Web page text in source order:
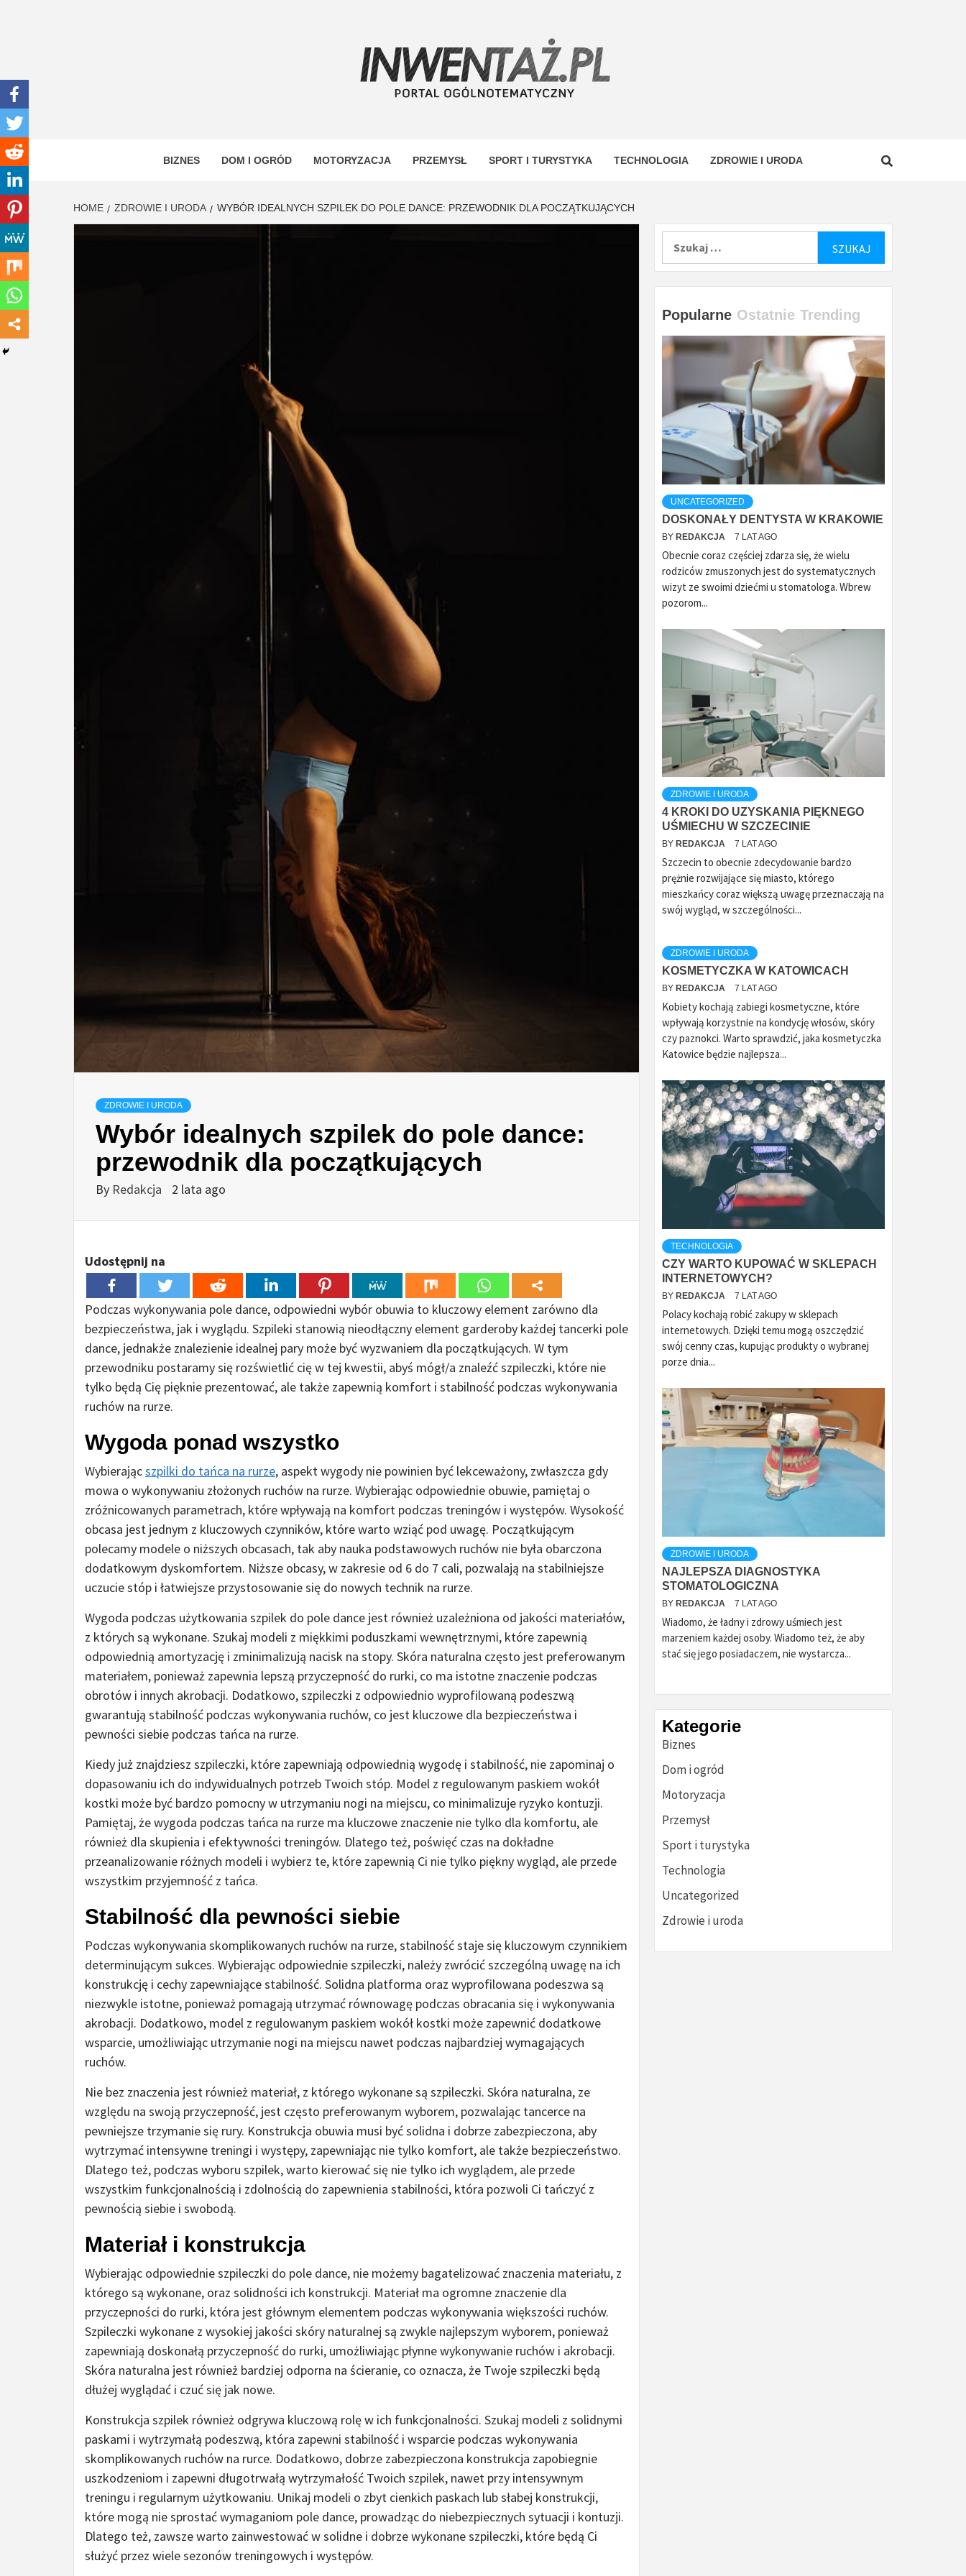
INWENTAŻ
BIZNES DOM I OGRÓD MOTORYZACJA PRZEMYSŁ SPORT I TURYSTYKA TECHNOLOGIA ZDROWIE I URODA
HOME ZDROWIE I URODA WYBÓR IDEALNYCH SZPILEK DO POLE DANCE: PRZEWODNIK DLA POCZĄTKUJĄCYCH
ZDROWIE I URODA
Wybór idealnych szpilek do pole dance:
przewodnik dla początkujących
By Redakcja 2 lata ago
Udostępnij na
Podczas wykonywania pole dance, odpowiedni wybór obuwia to kluczowy element zarówno dla
bezpieczeństwa, jak i wyglądu. Szpileki stanowią nieodłączny element garderoby każdej tancerki pole
dance, jednakże znalezienie idealnej pary może być wyzwaniem dla początkujących. W tym
przewodniku postaramy się rozświetlić cię w tej kwestii, abyś mógł/a znaleźć szpileczki, które nie
tylko będą Cię pięknie prezentować, ale także zapewnią komfort i stabilność podczas wykonywania
ruchów na rurze.
Wygoda ponad wszystko
Wybierającszpilki do tańca na rurze, aspekt wygody nie powinien być lekceważony, zwłaszcza gdy
mowa o wykonywaniu złożonych ruchów na rurze. Wybierając odpowiednie obuwie, pamiętaj o
zróżnicowanych parametrach, które wpływają na komfort podczas treningów i występów. Wysokość
obcasa jest jednym z kluczowych czynników, które warto wziąć pod uwagę. Początkującym
polecamy modele o niższych obcasach, tak aby nauka podstawowych ruchów nie była obarczona
dodatkowym dyskomfortem. Niższe obcasy, w zakresie od 6 do 7 cali, pozwalają na stabilniejsze
uczucie stóp i łatwiejsze przystosowanie się do nowych technik na rurze.
Wygoda podczas użytkowania szpilek do pole dance jest również uzależniona od jakości materiałów,
z których są wykonane. Szukaj modeli z miękkimi poduszkami wewnętrznymi, które zapewnią
odpowiednią amortyzację i zminimalizują nacisk na stopy. Skóra naturalna często jest preferowanym
materiałem, ponieważ zapewnia lepszą przyczepność do rurki, co ma istotne znaczenie podczas
obrotów i innych akrobacji. Dodatkowo, szpileczki z odpowiednio wyprofilowaną podeszwą
gwarantują stabilność podczas wykonywania ruchów, co jest kluczowe dla bezpieczeństwa i
pewności siebie podczas tańca na rurze.
Kiedy już znajdziesz szpileczki, które zapewniają odpowiednią wygodę i stabilność, nie zapominaj o
dopasowaniu ich do indywidualnych potrzeb Twoich stóp. Model z regulowanym paskiem wokół
kostki może być bardzo pomocny w utrzymaniu nogi na miejscu, co minimalizuje ryzyko kontuzji.
Pamiętaj, że wygoda podczas tańca na rurze ma kluczowe znaczenie nie tylko dla komfortu, ale
również dla skupienia i efektywności treningów. Dlatego też, poświęć czas na dokładne
przeanalizowanie różnych modeli i wybierz te, które zapewnią Ci nie tylko piękny wygląd, ale przede
wszystkim przyjemność z tańca.
Stabilność dla pewności siebie
Podczas wykonywania skomplikowanych ruchów na rurze, stabilność staje się kluczowym czynnikiem
determinującym sukces. Wybierając odpowiednie szpileczki, należy zwrócić szczególną uwagę na ich
konstrukcję i cechy zapewniające stabilność. Solidna platforma oraz wyprofilowana podeszwa są
niezwykle istotne, ponieważ pomagają utrzymać równowagę podczas obracania się i wykonywania
akrobacji. Dodatkowo, model z regulowanym paskiem wokół kostki może zapewnić dodatkowe
wsparcie, umożliwiając utrzymanie nogi na miejscu nawet podczas najbardziej wymagających
ruchów.
Nie bez znaczenia jest również materiał, z którego wykonane są szpileczki. Skóra naturalna, ze
względu na swoją przyczepność, jest często preferowanym wyborem, pozwalając tancerce na
pewniejsze trzymanie się rury. Konstrukcja obuwia musi być solidna i dobrze zabezpieczona, aby
wytrzymać intensywne treningi i występy, zapewniając nie tylko komfort, ale także bezpieczeństwo.
Dlatego też, podczas wyboru szpilek, warto kierować się nie tylko ich wyglądem, ale przede
wszystkim funkcjonalnością i zdolnością do zapewnienia stabilności, która pozwoli Ci tańczyć z
pewnością siebie i swobodą.
Materiał i konstrukcja
Wybierając odpowiednie szpileczki do pole dance, nie możemy bagatelizować znaczenia materiału, z
którego są wykonane, oraz solidności ich konstrukcji. Materiał ma ogromne znaczenie dla
przyczepności do rurki, która jest głównym elementem podczas wykonywania większości ruchów.
Szpileczki wykonane z wysokiej jakości skóry naturalnej są zwykle najlepszym wyborem, ponieważ
zapewniają doskonałą przyczepność do rurki, umożliwiając płynne wykonywanie ruchów i akrobacji.
Skóra naturalna jest również bardziej odporna na ścieranie, co oznacza, że Twoje szpileczki będą
dłużej wyglądać i czuć się jak nowe.
Konstrukcja szpilek również odgrywa kluczową rolę w ich funkcjonalności. Szukaj modeli z solidnymi
paskami i wytrzymałą podeszwą, która zapewni stabilność i wsparcie podczas wykonywania
skomplikowanych ruchów na rurce. Dodatkowo, dobrze zabezpieczona konstrukcja zapobiegnie
uszkodzeniom i zapewni długotrwałą wytrzymałość Twoich szpilek, nawet przy intensywnym
treningu i regularnym użytkowaniu. Unikaj modeli o zbyt cienkich paskach lub słabej konstrukcji,
które mogą nie sprostać wymaganiom pole dance, prowadząc do niebezpiecznych sytuacji i kontuzji.
Dlatego też, zawsze warto zainwestować w solidne i dobrze wykonane szpileczki, które będą Ci
służyć przez wiele sezonów treningowych i występów.
Popularne Ostatnie Trending
UNCATEGORIZED
DOSKONAŁY DENTYSTA W KRAKOWIE
BY REDAKCJA 7 LAT AGO
Obecnie coraz częściej zdarza się, że wielu
rodziców zmuszonych jest do systematycznych
wizyt ze swoimi dziećmi u stomatologa. Wbrew
pozorom...
ZDROWIE I URODA
4 KROKI DO UZYSKANIA PIĘKNEGO
UŚMIECHU W SZCZECINIE
BY REDAKCJA 7 LAT AGO
Szczecin to obecnie zdecydowanie bardzo
prężnie rozwijające się miasto, którego
mieszkańcy coraz większą uwagę przeznaczają na
swój wygląd, w szczególności...
ZDROWIE I URODA
KOSMETYCZKA W KATOWICACH
BY REDAKCJA 7 LAT AGO
Kobiety kochają zabiegi kosmetyczne, które
wpływają korzystnie na kondycję włosów, skóry
czy paznokci. Warto sprawdzić, jaka kosmetyczka
Katowice będzie najlepsza...
TECHNOLOGIA
CZY WARTO KUPOWAĆ W SKLEPACH
INTERNETOWYCH?
BY REDAKCJA 7 LAT AGO
Polacy kochają robić zakupy w sklepach
internetowych. Dzięki temu mogą oszczędzić
swój cenny czas, kupując produkty o wybranej
porze dnia...
ZDROWIE I URODA
NAJLEPSZA DIAGNOSTYKA
STOMATOLOGICZNA
BY REDAKCJA 7 LAT AGO
Wiadomo, że ładny i zdrowy uśmiech jest
marzeniem każdej osoby. Wiadomo też, że aby
stać się jego posiadaczem, nie wystarcza...
Kategorie
Biznes
Dom i ogród
Motoryzacja
Przemysł
Sport i turystyka
Technologia
Uncategorized
Zdrowie i uroda